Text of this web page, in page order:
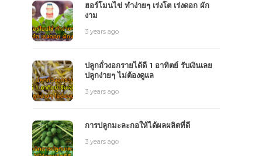
ฮอร์โมนไข่ ทำง่ายๆ เร่งโต เร่งดอก ผัก
งาม
3 years ago
ปลูกถั่วงอกรายได้ดี 1 อาทิตย์ รับเงินเลย
ปลูกง่ายๆ ไม่ต้องดูแล
3 years ago
การปลูกมะละกอให้ได้ผลผลิตที่ดี
3 years ago